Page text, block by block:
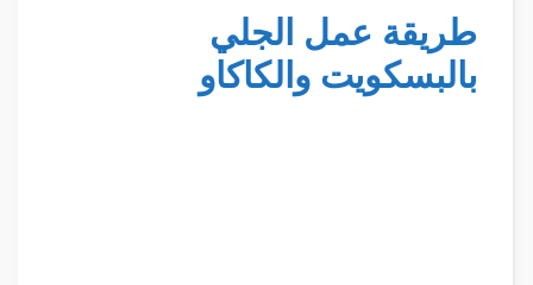
طريقة عمل الجلي
بالبسكويت والكاكاو